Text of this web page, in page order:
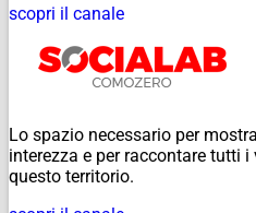
scopri il canale
Lo spazio necessario per
interezza e per raccontare tutti
questo territorio.